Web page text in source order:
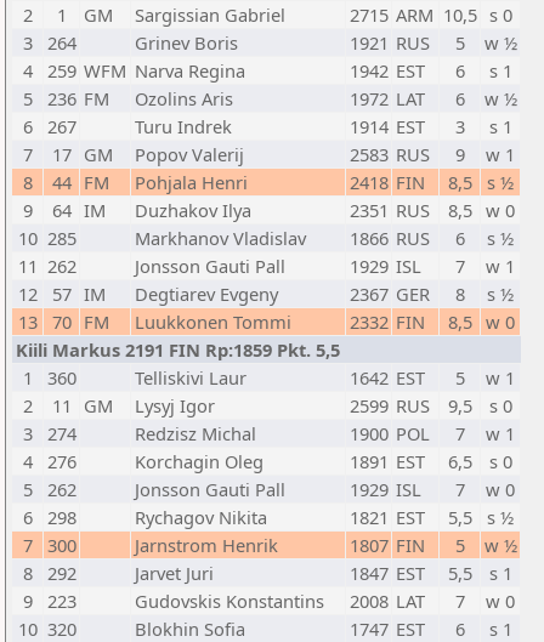
2
1 GM Sargissian Gabriel 2715 ARM 10,5 s 0
3 264 Grinev Boris 1921 RUS 5
w ½
4 259 WFM Narva Regina 1942 EST 6
s 1
5 236 FM Ozolins Aris 1972 LAT 6
w ½
6 267 Turu Indrek 1914 EST 3
s 1
7
17 GM Popov Valerij 2583 RUS 9
w 1
8
44 FM Pohjala Henri 2418 FIN 8,5
s ½
9
64 IM Duzhakov Ilya 2351 RUS 8,5 w 0
10 285 Markhanov Vladislav 1866 RUS 6
s ½
11 262 Jonsson Gauti Pall 1929 ISL 7
w 1
12
57 IM Degtiarev Evgeny 2367 GER 8
s ½
13 70 FM Luukkonen Tommi 2332 FIN 8,5 w 0
Kiili Markus 2191 FIN Rp:1859 Pkt. 5,5
1
360 Telliskivi Laur 1642 EST 5
w 1
2
11 GM Lysyj Igor 2599 RUS 9,5
s 0
3 274 Redzisz Michal 1900 POL 7
w 1
4 276 Korchagin Oleg 1891 EST 6,5
s 0
5 262 Jonsson Gauti Pall 1929 ISL 7
w 0
6 298 Rychagov Nikita 1821 EST 5,5
s ½
7 300 Jarnstrom Henrik 1807 FIN 5
w ½
8 292 Jarvet Juri 1847 EST 5,5
s 1
9 223 Gudovskis Konstantins 2008 LAT 7
w 0
10 320 Blokhin Sofia 1747 EST 6
s 1